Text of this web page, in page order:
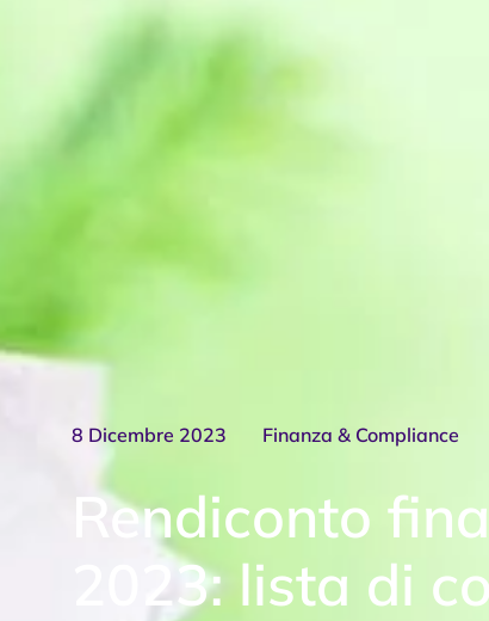
8 Dicembre 2023 Finanza & Compliance
Rendiconto
2023: lista di